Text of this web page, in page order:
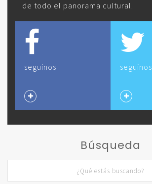
de todo el panorama cultural.
seguinos seguinos
Búsqueda